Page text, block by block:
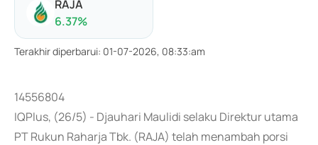
RAJA
6.37%
Terakhir diperbarui: 01-07-2026, 08:33:am
14556804
IQPlus, (26/5) - Djauhari Maulidi selaku Direktur utama
PT Rukun Raharja Tbk. (RAJA) telah menambah porsi